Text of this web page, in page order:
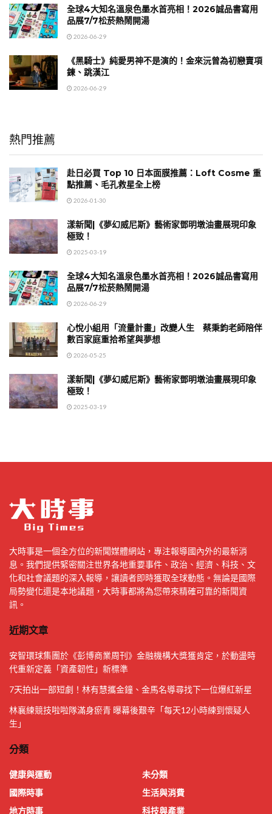
全球4大知名溫泉色墨水首亮相！2026誠品書寫用
品展7/7松菸熱鬧開湯
2026-06-29
《黑騎士》純愛男神不是演的！金來沅曾為初戀賣項
鍊、跳漢江
2026-06-29
熱門推薦
赴日必買 Top 10 日本面膜推薦：Loft Cosme 重
點推薦、毛孔救星全上榜
2026-01-30
漾新聞|《夢幻威尼斯》藝術家鄧明墩油畫展現印象
極致！
2025-03-19
全球4大知名溫泉色墨水首亮相！2026誠品書寫用
品展7/7松菸熱鬧開湯
2026-06-29
心悅小組用「流量計畫」改變人生 蔡秉鈞老師陪伴
數百家庭重拾希望與夢想
2026-05-25
漾新聞|《夢幻威尼斯》藝術家鄧明墩油畫展現印象
極致！
2025-03-19
大時事是一個全方位的新聞媒體網站，專注報導國內外的最新消
息。我們提供緊密關注世界各地重要事件、政治、經濟、科技、文
化和社會議題的深入報導，讓讀者即時獲取全球動態。無論是國際
局勢變化還是本地議題，大時事都將為您帶來精確可靠的新聞資
訊。
近期文章
安智環球集團於《彭博商業周刊》金融機構大獎獲肯定，於動盪時
代重新定義「資產韌性」新標準
7天拍出一部短劇！林有慧攜金鐘、金馬名導尋找下一位爆紅新星
林襄練競技啦啦隊滿身瘀青 曝幕後艱辛「每天12小時練到懷疑人
生」
分類
健康與運動
國際時事
地方時事
未分類
生活與消費
科技與產業